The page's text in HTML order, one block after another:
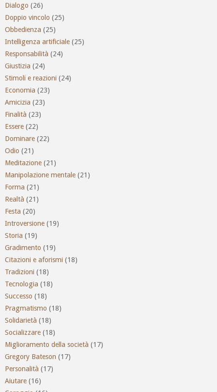
Dialogo (26)
Doppio vincolo (25)
Obbedienza (25)
Intelligenza artificiale (25)
Responsabilità (24)
Giustizia (24)
Stimoli e reazioni (24)
Economia (23)
Amicizia (23)
Finalità (23)
Essere (22)
Dominare (22)
Odio (21)
Meditazione (21)
Manipolazione mentale (21)
Forma (21)
Realtà (21)
Festa (20)
Introversione (19)
Storia (19)
Gradimento (19)
Citazioni e aforismi (18)
Tradizioni (18)
Tecnologia (18)
Successo (18)
Pragmatismo (18)
Solidarietà (18)
Socializzare (18)
Miglioramento della società (17)
Gregory Bateson (17)
Personalità (17)
Aiutare (16)